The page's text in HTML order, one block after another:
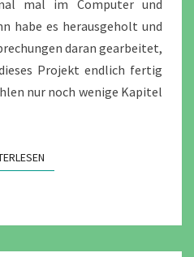
mal im Computer und
habe es herausgeholt und
daran gearbeitet,
Projekt endlich fertig
nur noch wenige Kapitel
WEITERLESEN